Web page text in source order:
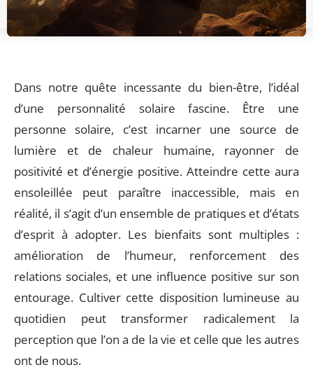
Dans notre quête incessante du bien-être, l’idéal
d’une personnalité solaire fascine. Être une
personne solaire, c’est incarner une source de
lumière et de chaleur humaine, rayonner de
positivité et d’énergie positive. Atteindre cette aura
ensoleillée peut paraître inaccessible, mais en
réalité, il s’agit d’un ensemble de pratiques et d’états
d’esprit à adopter. Les bienfaits sont multiples :
amélioration de l’humeur, renforcement des
relations sociales, et une influence positive sur son
entourage. Cultiver cette disposition lumineuse au
quotidien peut transformer radicalement la
perception que l’on a de la vie et celle que les autres
ont de nous.